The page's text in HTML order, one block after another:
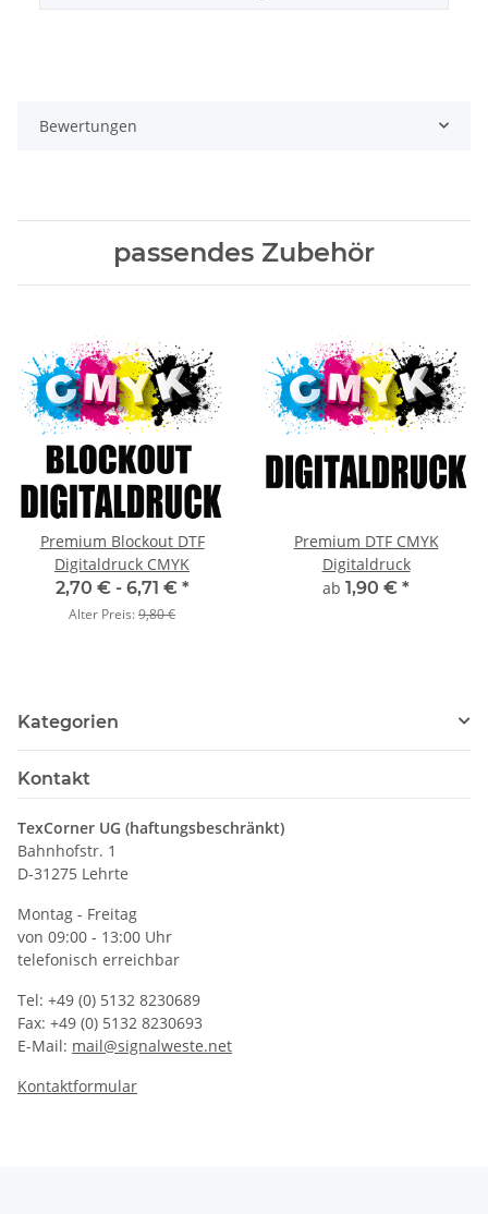
Bewertungen
passendes Zubehör
Premium Blockout DTF
Digitaldruck CMYK
2,70 € - 6,71 € *
Alter Preis:9,80 €
Premium DTF CMYK
Digitaldruck
ab 1,90 € *
Kategorien
Kontakt
TexCorner UG (haftungsbeschränkt)
Bahnhofstr. 1
D-31275 Lehrte
Montag - Freitag
von 09:00 - 13:00 Uhr
telefonisch erreichbar
Tel: +49 (0) 5132 8230689
Fax: +49 (0) 5132 8230693
E-Mail: mail@signalweste.net
Kontaktformular